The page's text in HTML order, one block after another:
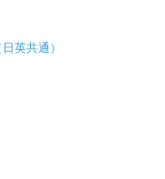
英共通）